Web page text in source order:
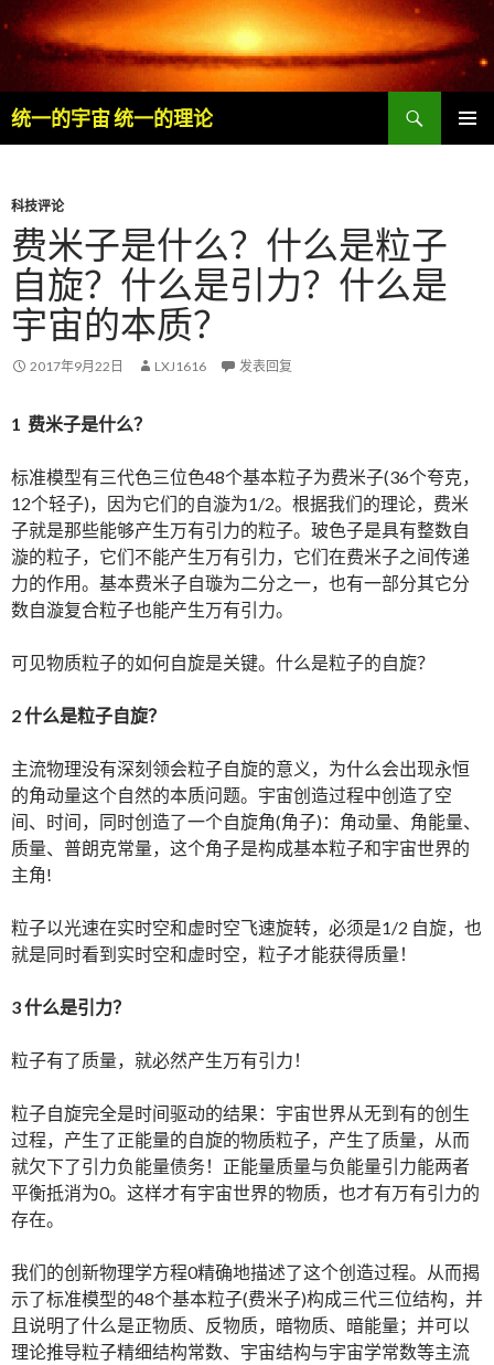
统一的宇宙 统一的理论
搜
索
容
科技评论
费米子是什么？什么是粒子
自旋？什么是引力？什么是
宇宙的本质？
2017年9月22日 LXJ1616 发表回复
1 费米子是什么？
标准模型有三代色三位色48个基本粒子为费米子(36个夸克，
12个轻子)，因为它们的自漩为1/2。根据我们的理论，费米
子就是那些能够产生万有引力的粒子。玻色子是具有整数自
漩的粒子，它们不能产生万有引力，它们在费米子之间传递
力的作用。基本费米子自璇为二分之一，也有一部分其它分
数自漩复合粒子也能产生万有引力。
可见物质粒子的如何自旋是关键。什么是粒子的自旋？
2 什么是粒子自旋？
主流物理没有深刻领会粒子自旋的意义，为什么会出现永恒
的角动量这个自然的本质问题。宇宙创造过程中创造了空
间、时间，同时创造了一个自旋角(角子)：角动量、角能量、
质量、普朗克常量，这个角子是构成基本粒子和宇宙世界的
主角!
粒子以光速在实时空和虚时空飞速旋转，必须是1/2 自旋，也
就是同时看到实时空和虚时空，粒子才能获得质量！
3 什么是引力？
粒子有了质量，就必然产生万有引力！
粒子自旋完全是时间驱动的结果：宇宙世界从无到有的创生
过程，产生了正能量的自旋的物质粒子，产生了质量，从而
就欠下了引力负能量债务！正能量质量与负能量引力能两者
平衡抵消为0。这样才有宇宙世界的物质，也才有万有引力的
存在。
我们的创新物理学方程0精确地描述了这个创造过程。从而揭
示了标准模型的48个基本粒子(费米子)构成三代三位结构，并
且说明了什么是正物质、反物质，暗物质、暗能量；并可以
理论推导粒子精细结构常数、宇宙结构与宇宙学常数等主流